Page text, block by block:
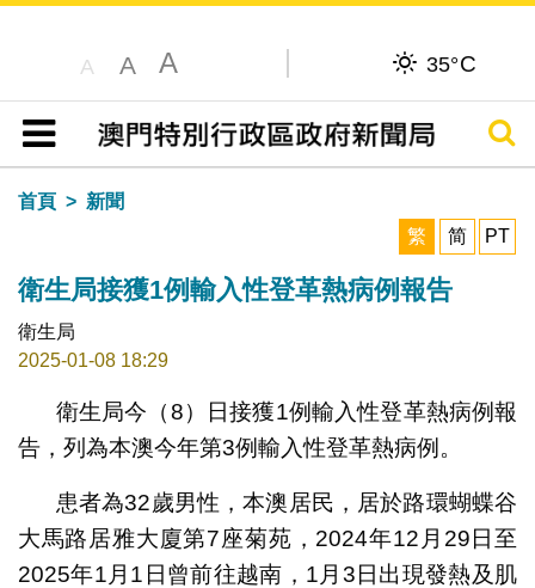
A A A 35°C
目錄
搜尋
首頁
新聞
繁
简 PT
衛生局接獲1例輸入性登革熱病例報告
衛生局
2025-01-08 18:29
衛生局今（8）日接獲1例輸入性登革熱病例報
告，列為本澳今年第3例輸入性登革熱病例。
患者為32歲男性，本澳居民，居於路環蝴蝶谷
大馬路居雅大廈第7座菊苑，2024年12月29日至
2025年1月1日曾前往越南，1月3日出現發熱及肌